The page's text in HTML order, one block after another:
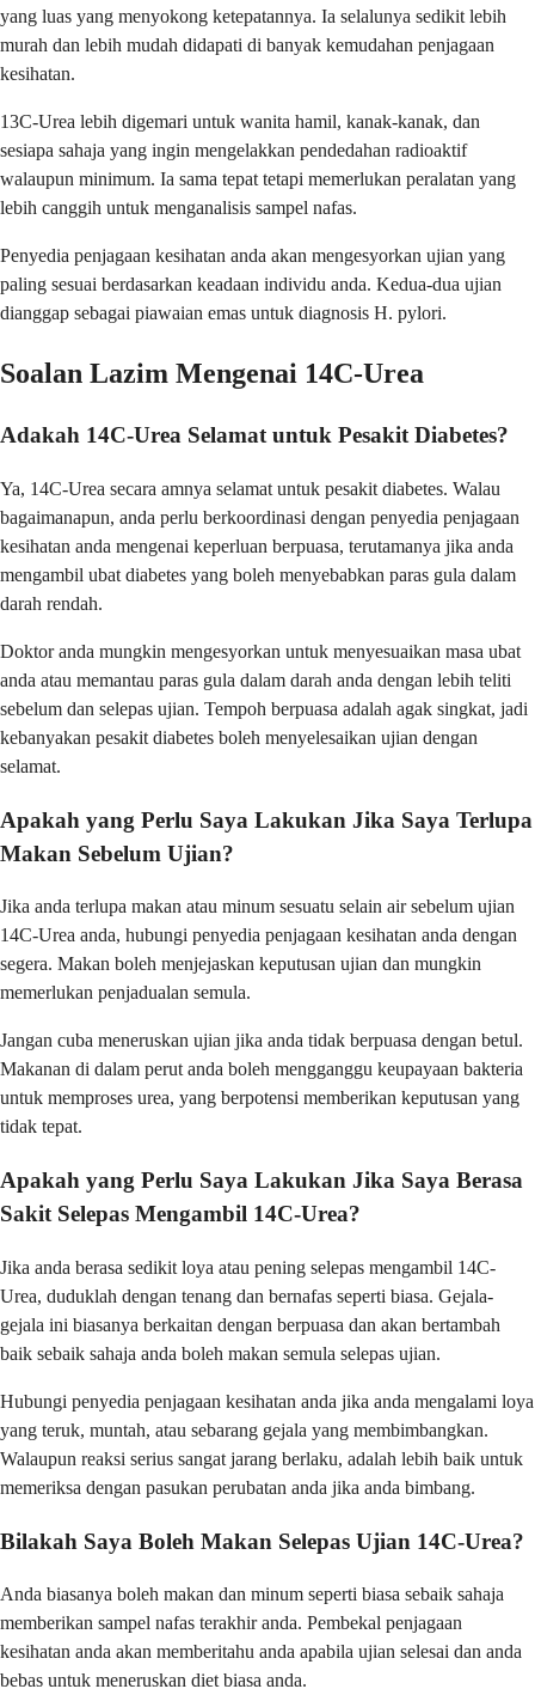
yang luas yang menyokong ketepatannya. Ia selalunya sedikit lebih
murah dan lebih mudah didapati di banyak kemudahan penjagaan
kesihatan.
13C-Urea lebih digemari untuk wanita hamil, kanak-kanak, dan
sesiapa sahaja yang ingin mengelakkan pendedahan radioaktif
walaupun minimum. Ia sama tepat tetapi memerlukan peralatan yang
lebih canggih untuk menganalisis sampel nafas.
Penyedia penjagaan kesihatan anda akan mengesyorkan ujian yang
paling sesuai berdasarkan keadaan individu anda. Kedua-dua ujian
dianggap sebagai piawaian emas untuk diagnosis H. pylori.
Soalan Lazim Mengenai 14C-Urea
Adakah 14C-Urea Selamat untuk Pesakit Diabetes?
Ya, 14C-Urea secara amnya selamat untuk pesakit diabetes. Walau
bagaimanapun, anda perlu berkoordinasi dengan penyedia penjagaan
kesihatan anda mengenai keperluan berpuasa, terutamanya jika anda
mengambil ubat diabetes yang boleh menyebabkan paras gula dalam
darah rendah.
Doktor anda mungkin mengesyorkan untuk menyesuaikan masa ubat
anda atau memantau paras gula dalam darah anda dengan lebih teliti
sebelum dan selepas ujian. Tempoh berpuasa adalah agak singkat, jadi
kebanyakan pesakit diabetes boleh menyelesaikan ujian dengan
selamat.
Apakah yang Perlu Saya Lakukan Jika Saya Terlupa
Makan Sebelum Ujian?
Jika anda terlupa makan atau minum sesuatu selain air sebelum ujian
14C-Urea anda, hubungi penyedia penjagaan kesihatan anda dengan
segera. Makan boleh menjejaskan keputusan ujian dan mungkin
memerlukan penjadualan semula.
Jangan cuba meneruskan ujian jika anda tidak berpuasa dengan betul.
Makanan di dalam perut anda boleh mengganggu keupayaan bakteria
untuk memproses urea, yang berpotensi memberikan keputusan yang
tidak tepat.
Apakah yang Perlu Saya Lakukan Jika Saya Berasa
Sakit Selepas Mengambil 14C-Urea?
Jika anda berasa sedikit loya atau pening selepas mengambil 14C-
Urea, duduklah dengan tenang dan bernafas seperti biasa. Gejala-
gejala ini biasanya berkaitan dengan berpuasa dan akan bertambah
baik sebaik sahaja anda boleh makan semula selepas ujian.
Hubungi penyedia penjagaan kesihatan anda jika anda mengalami loya
yang teruk, muntah, atau sebarang gejala yang membimbangkan.
Walaupun reaksi serius sangat jarang berlaku, adalah lebih baik untuk
memeriksa dengan pasukan perubatan anda jika anda bimbang.
Bilakah Saya Boleh Makan Selepas Ujian 14C-Urea?
Anda biasanya boleh makan dan minum seperti biasa sebaik sahaja
memberikan sampel nafas terakhir anda. Pembekal penjagaan
kesihatan anda akan memberitahu anda apabila ujian selesai dan anda
bebas untuk meneruskan diet biasa anda.